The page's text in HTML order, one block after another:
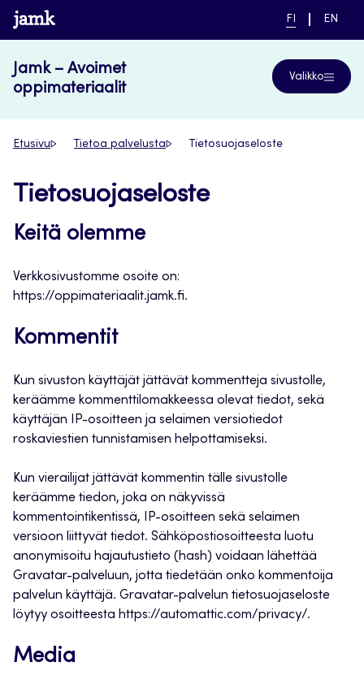
Siirry
suoraan
www.jamk.fi
NYKYINEN
FI
VAIHDA
EN
Jamk – Avoimet
oppimateriaalit
Valikko
Etusivu Tietoa palvelusta Tietosuojaseloste
Tietosuojaseloste
Keitä olemme
Verkkosivustomme osoite on:
https://oppimateriaalit.jamk.fi.
Kommentit
Kun sivuston käyttäjät jättävät kommentteja sivustolle,
keräämme kommenttilomakkeessa olevat tiedot, sekä
käyttäjän IP-osoitteen ja selaimen versiotiedot
roskaviestien tunnistamisen helpottamiseksi.
Kun vierailijat jättävät kommentin tälle sivustolle
keräämme tiedon, joka on näkyvissä
kommentointikentissä, IP-osoitteen sekä selaimen
versioon liittyvät tiedot. Sähköpostiosoitteesta luotu
anonymisoitu hajautustieto (hash) voidaan lähettää
Gravatar-palveluun, jotta tiedetään onko kommentoija
palvelun käyttäjä. Gravatar-palvelun tietosuojaseloste
löytyy osoitteesta https://automattic.com/privacy/.
Media